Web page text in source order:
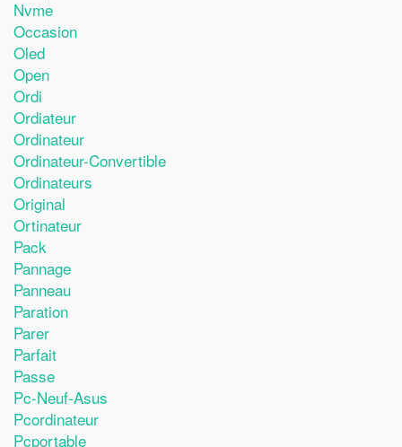
Nvme
Occasion
Oled
Open
Ordi
Ordiateur
Ordinateur
Ordinateur-Convertible
Ordinateurs
Original
Ortinateur
Pack
Pannage
Panneau
Paration
Parer
Parfait
Passe
Pc-Neuf-Asus
Pcordinateur
Pcportable